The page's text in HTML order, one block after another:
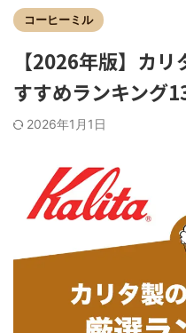
コーヒーミル
【2026年版】カ
すすめランキング
2026年1月1日